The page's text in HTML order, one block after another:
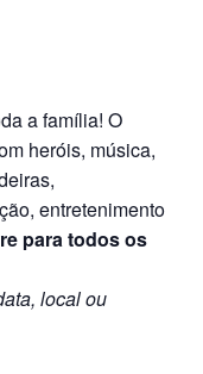
a família! O
heróis, música,
entretenimento
para todos os
local ou